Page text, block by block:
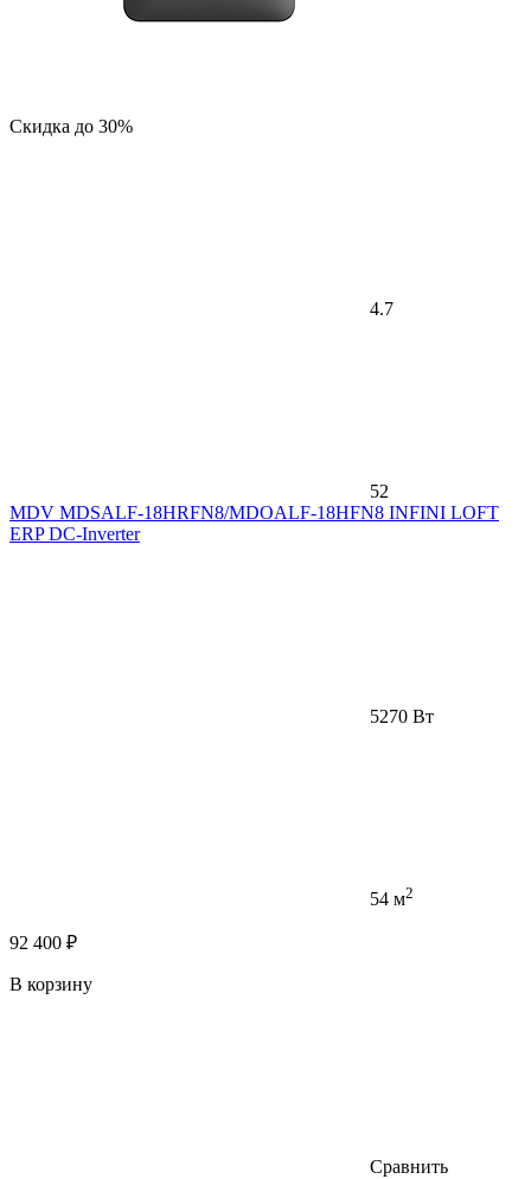
Скидка до 30%
4.7
52
MDV MDSALF-18HRFN8/MDOALF-18HFN8 INFINI LOFT
ERP DC-Inverter
5270 Вт
54 м2
92 400 ₽
В корзину
Сравнить